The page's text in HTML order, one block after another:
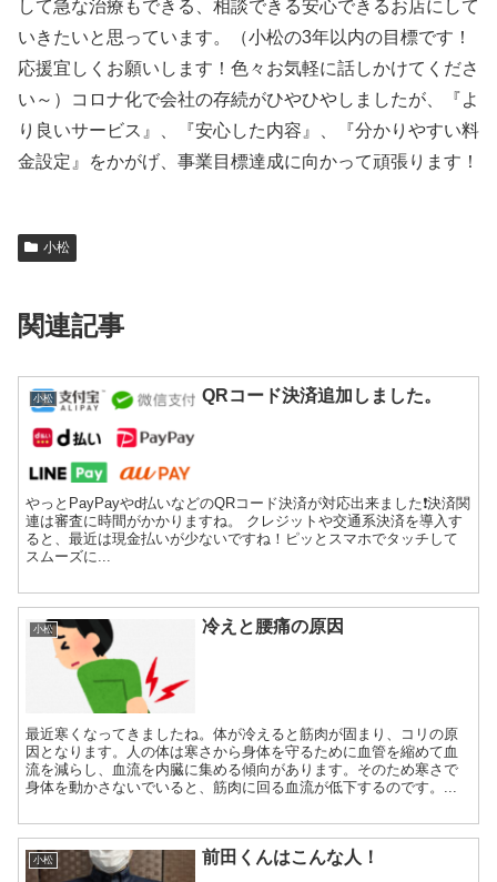
して急な治療もできる、相談できる安心できるお店にして
いきたいと思っています。（小松の3年以内の目標です！
応援宜しくお願いします！色々お気軽に話しかけてくださ
い～）コロナ化で会社の存続がひやひやしましたが、『よ
り良いサービス』、『安心した内容』、『分かりやすい料
金設定』をかがげ、事業目標達成に向かって頑張ります！
小松
関連記事
小松 QRコード決済追加しました。
やっとPayPayやd払いなどのQRコード決済が対応出来ました❗️決済関
連は審査に時間がかかりますね。 クレジットや交通系決済を導入す
ると、最近は現金払いが少ないですね！ピッとスマホでタッチして
スムーズに...
小松 冷えと腰痛の原因
最近寒くなってきましたね。体が冷えると筋肉が固まり、コリの原
因となります。人の体は寒さから身体を守るために血管を縮めて血
流を減らし、血流を内臓に集める傾向があります。そのため寒さで
身体を動かさないでいると、筋肉に回る血流が低下するのです。...
小松 前田くんはこんな人！